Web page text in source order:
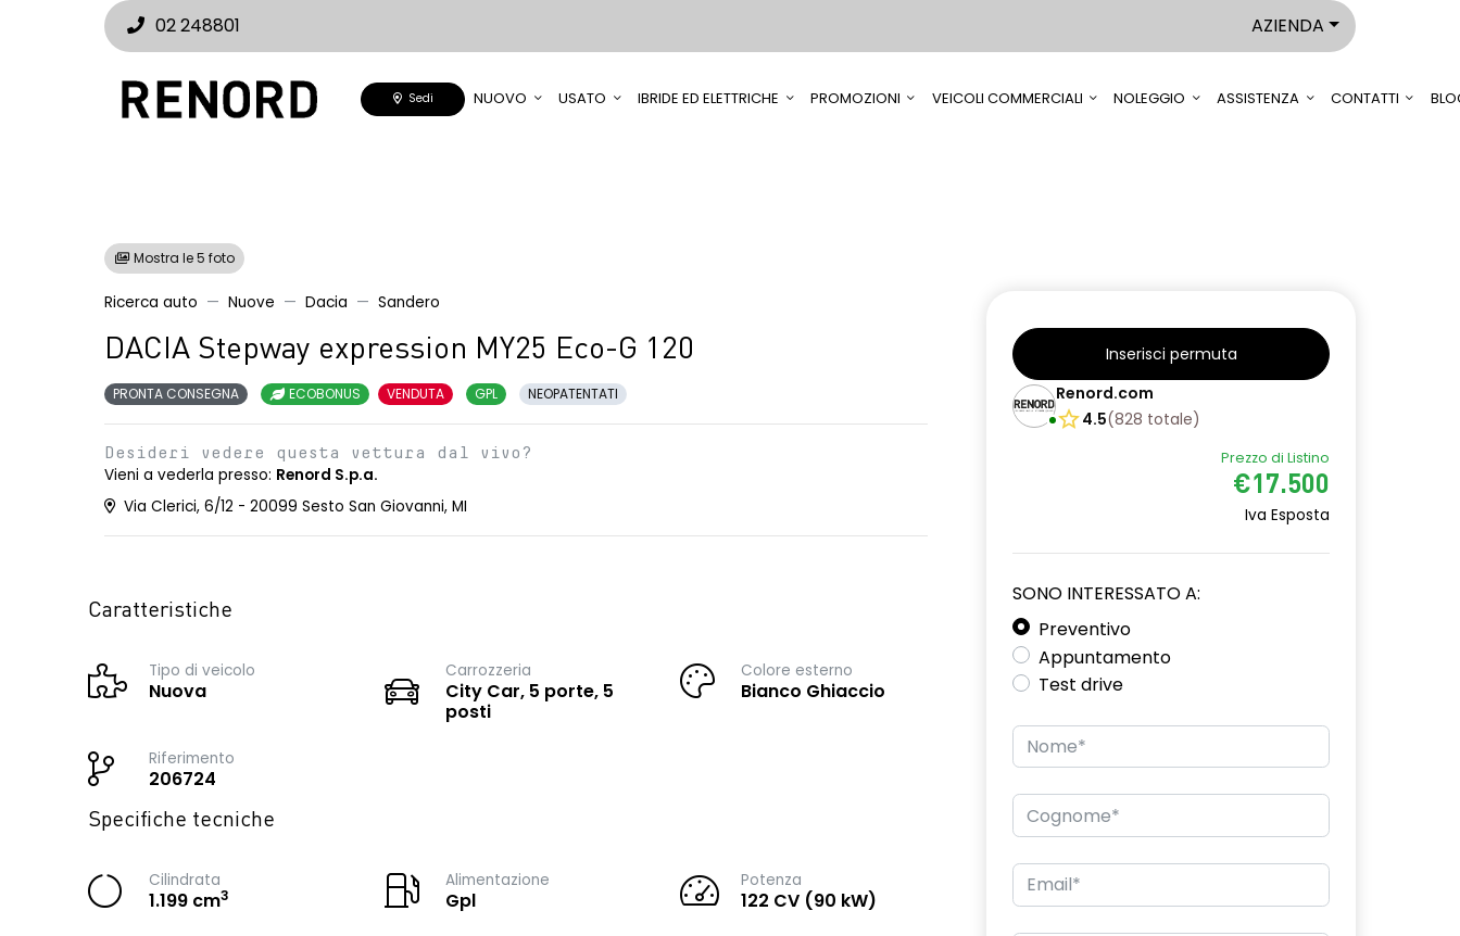
02 248801 AZIENDA
Sedi NUOVO USATO IBRIDE ED ELETTRICHE PROMOZIONI VEICOLI COMMERCIALI NOLEGGIO ASSISTENZA CONTATTI
Mostra le 5 foto
Ricerca auto Nuove Dacia Sandero
DACIA Stepway expression MY25 Eco-G 120
PRONTA CONSEGNA ECOBONUS VENDUTA GPL NEOPATENTATI
Desideri vedere questa vettura dal vivo?
Vieni a vederla presso: Renord S.p.a.
Via Clerici, 6/12 - 20099 Sesto San Giovanni, MI
Caratteristiche
Tipo di veicolo
Nuova
Carrozzeria
City Car, 5 porte, 5
posti
Colore esterno
Bianco Ghiaccio
Riferimento
206724
Specifiche tecniche
Cilindrata
1.199 cm3
Alimentazione
Gpl
Potenza
122 CV (90 kW)
Inserisci permuta
Renord.com
4.5(828 totale)
Prezzo di Listino
€17.500
Iva Esposta
SONO INTERESSATO A:
Preventivo
Appuntamento
Test drive